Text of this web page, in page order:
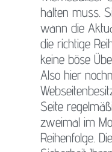
halten muss.
wann die
die richtige
keine böse
Also hier
Seite
zweimal im
Reihenfolge.